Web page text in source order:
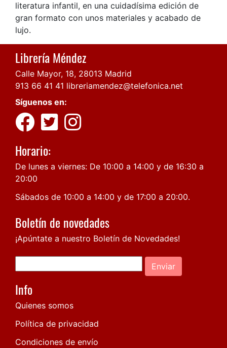
literatura infantil, en una cuidadísima edición de
gran formato con unos materiales y acabado de
lujo.
Librería Méndez
Calle Mayor, 18, 28013 Madrid
913 66 41 41 libreriamendez@telefonica.net
Síguenos en:
Horario:
De lunes a viernes: De 10:00 a 14:00 y de 16:30 a
20:00
Sábados de 10:00 a 14:00 y de 17:00 a 20:00.
Boletín de novedades
¡Apúntate a nuestro Boletín de Novedades!
Enviar
Info
Quienes somos
Política de privacidad
Condiciones de envío